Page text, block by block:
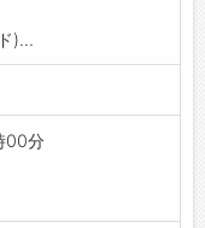
置転換の可能性あ
)...
00分